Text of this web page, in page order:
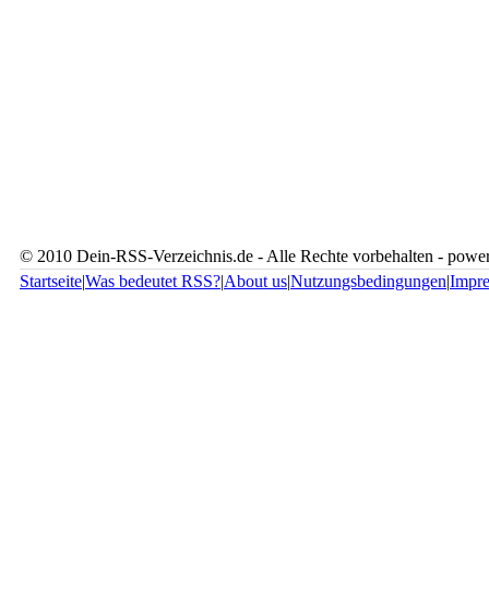
© 2010 Dein-RSS-Verzeichnis.de - Alle Rechte vorbehalten -
Startseite|Was bedeutet RSS?|About us|Nutzungsbedingungen|